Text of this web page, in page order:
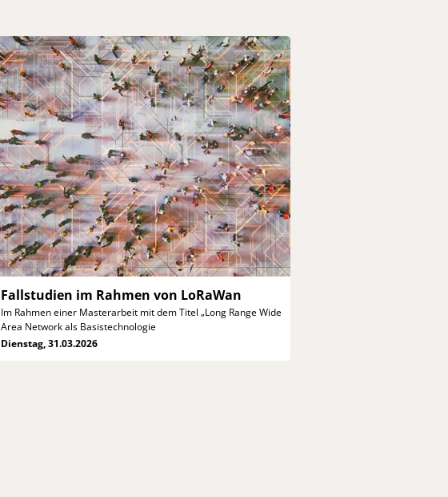
Fallstudien im Rahmen von LoRaWan
Im Rahmen einer Masterarbeit mit dem Titel „Long Range Wide
Area Network als Basistechnologie
Dienstag, 31.03.2026